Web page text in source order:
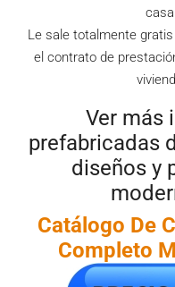
Le sale totalmente
el contrato de
Ver más
prefabricadas
diseños y
Catálogo De
Completo